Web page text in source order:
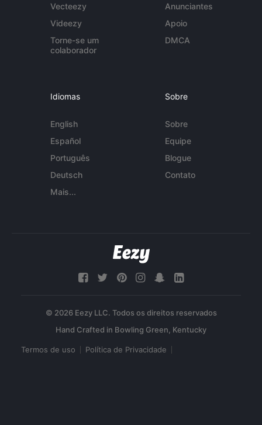
Vecteezy
Videezy
Torne-se um
colaborador
Anunciantes
Apoio
DMCA
Idiomas
English
Español
Português
Deutsch
Mais...
Sobre
Sobre
Equipe
Blogue
Contato
© 2026 Eezy LLC. Todos os direitos reservados
Termos de uso Política de Privacidade